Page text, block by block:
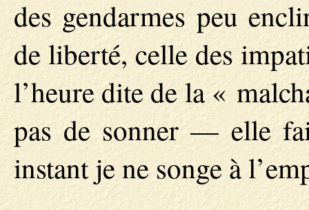
des gendarmes peu
de liberté, celle des
l’heure dite de la «
pas de sonner — elle
instant je ne songe à